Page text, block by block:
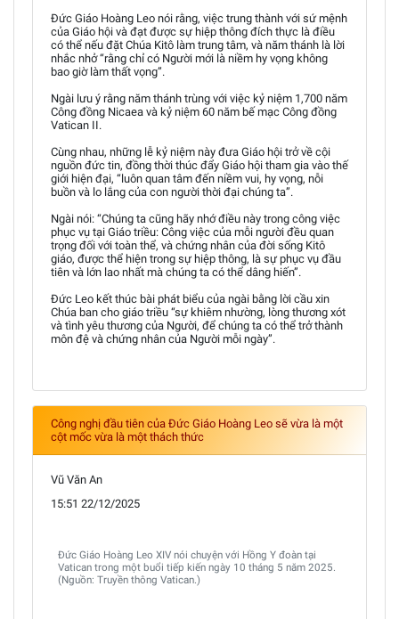
Đức Giáo Hoàng Leo nói rằng, việc trung thành với sứ mệnh
của Giáo hội và đạt được sự hiệp thông đích thực là điều
có thể nếu đặt Chúa Kitô làm trung tâm, và năm thánh là lời
nhắc nhở “rằng chỉ có Người mới là niềm hy vọng không
bao giờ làm thất vọng”.
Ngài lưu ý rằng năm thánh trùng với việc kỷ niệm 1,700 năm
Công đồng Nicaea và kỷ niệm 60 năm bế mạc Công đồng
Vatican II.
Cùng nhau, những lễ kỷ niệm này đưa Giáo hội trở về cội
nguồn đức tin, đồng thời thúc đẩy Giáo hội tham gia vào thế
giới hiện đại, “luôn quan tâm đến niềm vui, hy vọng, nỗi
buồn và lo lắng của con người thời đại chúng ta”.
Ngài nói: “Chúng ta cũng hãy nhớ điều này trong công việc
phục vụ tại Giáo triều: Công việc của mỗi người đều quan
trọng đối với toàn thể, và chứng nhân của đời sống Kitô
giáo, được thể hiện trong sự hiệp thông, là sự phục vụ đầu
tiên và lớn lao nhất mà chúng ta có thể dâng hiến”.
Đức Leo kết thúc bài phát biểu của ngài bằng lời cầu xin
Chúa ban cho giáo triều “sự khiêm nhường, lòng thương xót
và tình yêu thương của Người, để chúng ta có thể trở thành
môn đệ và chứng nhân của Người mỗi ngày”.
Công nghị đầu tiên của Đức Giáo Hoàng Leo sẽ vừa là một
cột mốc vừa là một thách thức
Vũ Văn An
15:51 22/12/2025
Đức Giáo Hoàng Leo XIV nói chuyện với Hồng Y đoàn tại
Vatican trong một buổi tiếp kiến ngày 10 tháng 5 năm 2025.
(Nguồn: Truyền thông Vatican.)